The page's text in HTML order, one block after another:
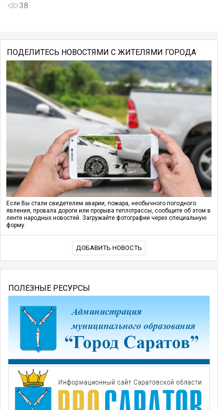
38
ПОДЕЛИТЕСЬ НОВОСТЯМИ С ЖИТЕЛЯМИ ГОРОДА
Если Вы стали свидетелем аварии, пожара, необычного погодного
явления, провала дороги или прорыва теплотрассы, сообщите об этом в
ленте народных новостей. Загружайте фотографии через специальную
форму.
ДОБАВИТЬ НОВОСТЬ
ПОЛЕЗНЫЕ РЕСУРСЫ